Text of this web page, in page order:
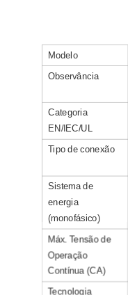
Modelo
Observância
Categoria
EN/IEC/UL
Tipo de conexão
Sistema de
energia
(monofásico)
Máx. Tensão de
Operação
Contínua (CA)
Tecnologia